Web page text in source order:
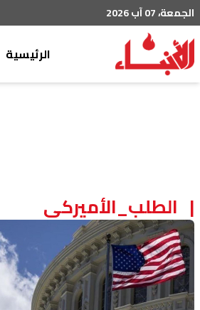
الجمعة، 07 آب 2026
الرئيسية
الطلب_الأميركي